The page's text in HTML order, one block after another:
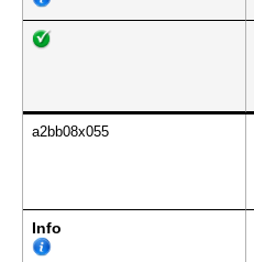
a2bb08x055
Info